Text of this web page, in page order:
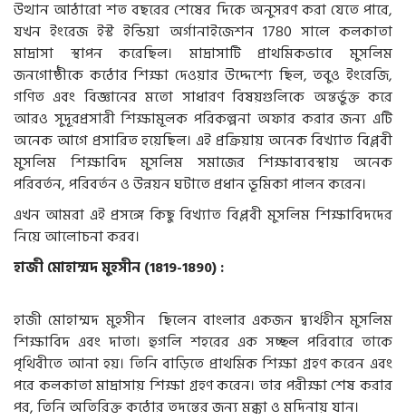
উত্থান আঠারো শত বছরের শেষের দিকে অনুসরণ করা যেতে পারে,
যখন ইংরেজ ইস্ট ইন্ডিয়া অর্গানাইজেশন 1780 সালে কলকাতা
মাদ্রাসা স্থাপন করেছিল। মাদ্রাসাটি প্রাথমিকভাবে মুসলিম
জনগোষ্ঠীকে কঠোর শিক্ষা দেওয়ার উদ্দেশ্যে ছিল, তবুও ইংরেজি,
গণিত এবং বিজ্ঞানের মতো সাধারণ বিষয়গুলিকে অন্তর্ভুক্ত করে
আরও সুদূরপ্রসারী শিক্ষামূলক পরিকল্পনা অফার করার জন্য এটি
অনেক আগে প্রসারিত হয়েছিল। এই প্রক্রিয়ায় অনেক বিখ্যাত বিপ্লবী
মুসলিম শিক্ষাবিদ মুসলিম সমাজের শিক্ষাব্যবস্থায় অনেক
পরিবর্তন, পরিবর্তন ও উন্নয়ন ঘটাতে প্রধান ভূমিকা পালন করেন।
এখন আমরা এই প্রসঙ্গে কিছু বিখ্যাত বিপ্লবী মুসলিম শিক্ষাবিদদের
নিয়ে আলোচনা করব।
হাজী মোহাম্মদ মুহসীন (1819-1890) :
হাজী মোহাম্মদ মুহসীন ছিলেন বাংলার একজন দ্ব্যর্থহীন মুসলিম
শিক্ষাবিদ এবং দাতা। হুগলি শহরের এক সচ্ছল পরিবারে তাকে
পৃথিবীতে আনা হয়। তিনি বাড়িতে প্রাথমিক শিক্ষা গ্রহণ করেন এবং
পরে কলকাতা মাদ্রাসায় শিক্ষা গ্রহণ করেন। তার পরীক্ষা শেষ করার
পর, তিনি অতিরিক্ত কঠোর তদন্তের জন্য মক্কা ও মদিনায় যান।